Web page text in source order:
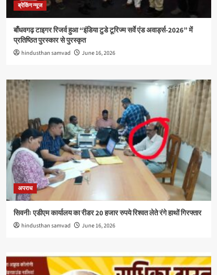
ब्रेकिंग न्यूज
बाँधवगढ़ टाइगर रिजर्व हुआ “इंडिया टुडे टूरिज्म सर्वे एंड अवार्ड्स-2026” में
प्रतिष्ठित पुरस्कार से पुरस्कृत
hindusthan samvad June 16, 2026
अपराध
सिवनीः एडीएम कार्यालय का रीडर 20 हजार रुपये रिश्वत लेते रंगे हाथों गिरफ्तार
hindusthan samvad June 16, 2026